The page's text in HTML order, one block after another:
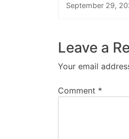
September 29,
Leave a
Your email
Comment *